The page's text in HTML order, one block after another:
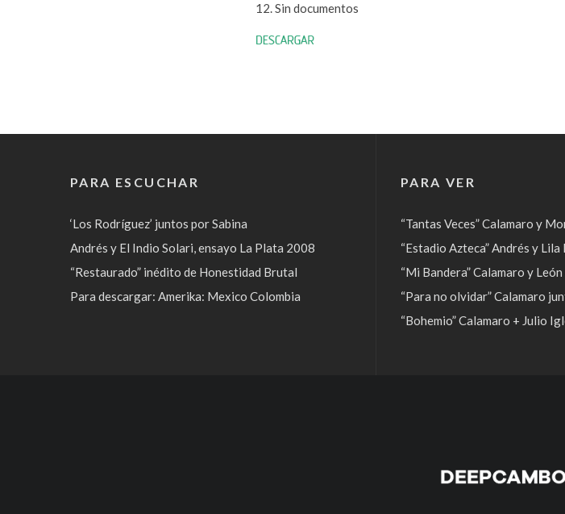
12. Sin documentos
PARA ESCUCHAR
‘Los Rodríguez’ juntos por Sabina
Andrés y El Indio Solari, ensayo La Plata 2008
“Restaurado” inédito de Honestidad Brutal
Para descargar: Amerika: Mexico Colombia
PARA VER
“Tantas Veces” Calamaro y
“Estadio Azteca” Andrés y Lila
“Mi Bandera” Calamaro y
“Para no olvidar” Calamaro
“Bohemio” Calamaro + Julio